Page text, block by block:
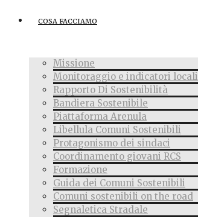
COSA FACCIAMO
Missione
Monitoraggio e indicatori locali
Rapporto Di Sostenibilità
Bandiera Sostenibile
Piattaforma Arenula
Libellula Comuni Sostenibili
Protagonismo dei sindaci
Coordinamento giovani RCS
Formazione
Guida dei Comuni Sostenibili
Comuni sostenibili on the road
Segnaletica Stradale